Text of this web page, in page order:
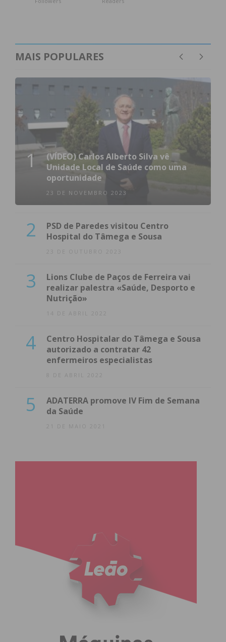
MAIS POPULARES
1
(VÍDEO) Carlos Alberto Silva vê
Unidade Local de Saúde como uma
oportunidade
23 DE NOVEMBRO 2023
2
PSD de Paredes visitou Centro
Hospital do Tâmega e Sousa
23 DE OUTUBRO 2023
3
Lions Clube de Paços de Ferreira vai
realizar palestra «Saúde, Desporto e
Nutrição»
14 DE ABRIL 2022
4
Centro Hospitalar do Tâmega e Sousa
autorizado a contratar 42
enfermeiros especialistas
8 DE ABRIL 2022
5
ADATERRA promove IV Fim de Semana
da Saúde
21 DE MAIO 2021